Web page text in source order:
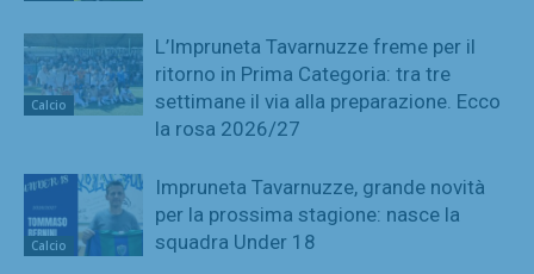
Calcio
L’Impruneta Tavarnuzze freme per il
ritorno in Prima Categoria: tra tre
settimane il via alla preparazione. Ecco
la rosa 2026/27
Calcio
Impruneta Tavarnuzze, grande novità
per la prossima stagione: nasce la
squadra Under 18